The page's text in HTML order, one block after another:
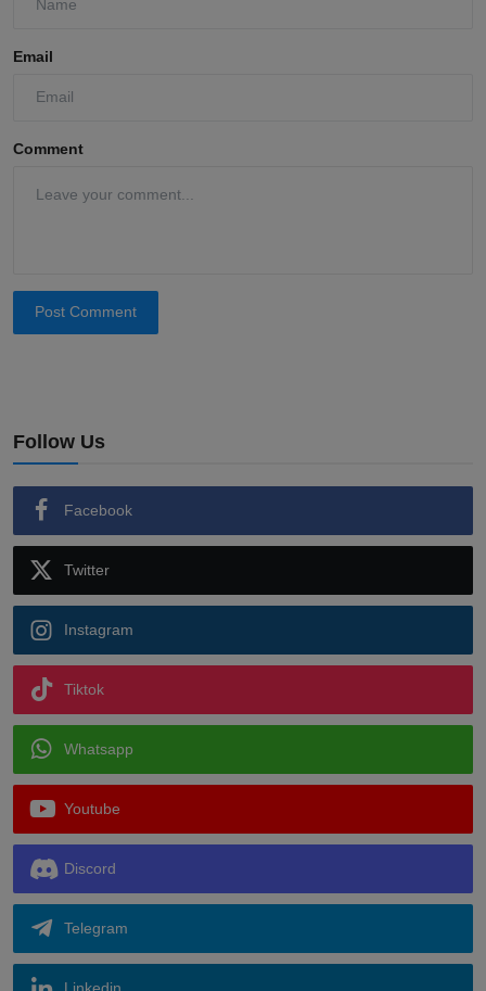
Email
Comment
Post Comment
Follow Us
Facebook
Twitter
Instagram
Tiktok
Whatsapp
Youtube
Discord
Telegram